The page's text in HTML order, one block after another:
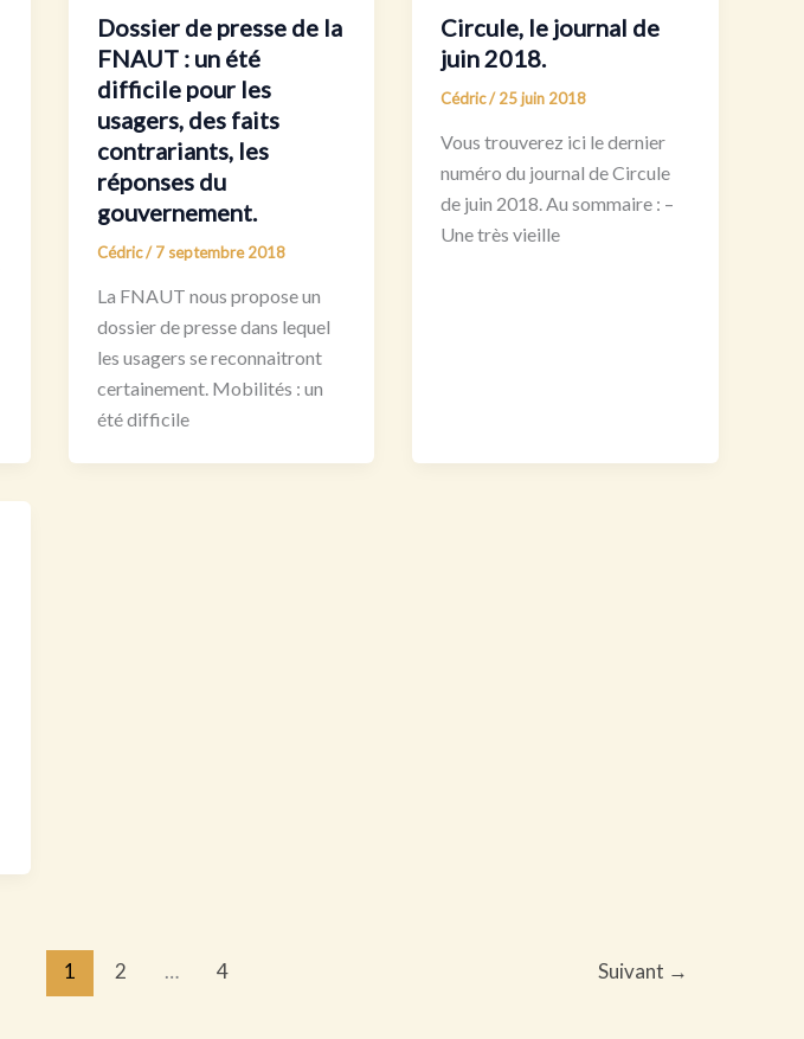
Dossier de presse de la
FNAUT : un été
difficile pour les
usagers, des faits
contrariants, les
réponses du
gouvernement.
Cédric/7 septembre 2018
La FNAUT nous propose un
dossier de presse dans lequel
les usagers se reconnaitront
certainement. Mobilités : un
été difficile
Circule, le journal de
juin 2018.
Cédric/25 juin 2018
Vous trouverez ici le dernier
numéro du journal de Circule
de juin 2018. Au sommaire : –
Une très vieille
1 2 … 4 Suivant →